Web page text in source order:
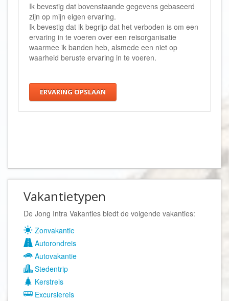
Ik bevestig dat bovenstaande gegevens gebaseerd
zijn op mijn eigen ervaring.
Ik bevestig dat ik begrijp dat het verboden is om een
ervaring in te voeren over een reisorganisatie
waarmee ik banden heb, alsmede een niet op
waarheid beruste ervaring in te voeren.
ERVARING OPSLAAN
Vakantietypen
De Jong Intra Vakanties biedt de volgende vakanties:
Zonvakantie
Autorondreis
Autovakantie
Stedentrip
Kerstreis
Excursiereis